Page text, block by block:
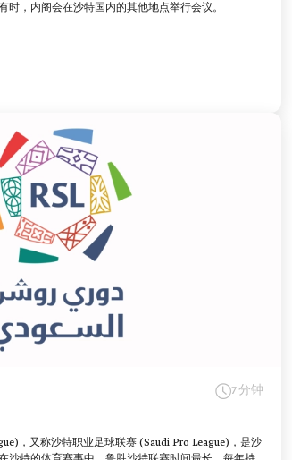
时，内阁会在沙特国内的其他地点举行会议。
7 分钟
，又称沙特职业足球联赛 (Saudi Pro League)，是沙